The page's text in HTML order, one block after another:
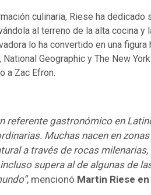
culinaria, Riese ha dedicado
al terreno de la alta cocina y
lo ha convertido en una figura
Geographic y The New
a Zac Efron.
referente gastronómico en
Muchas nacen en
a través de rocas
supera al de algunas de
, mencionó Martin Riese